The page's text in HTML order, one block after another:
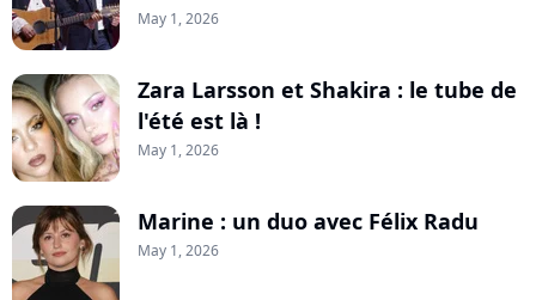
May 1, 2026
Zara Larsson et Shakira : le tube de
l'été est là !
May 1, 2026
Marine : un duo avec Félix Radu
May 1, 2026